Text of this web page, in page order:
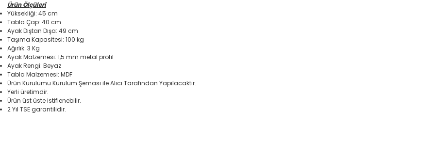
Ürün Ölçüleri
Yüksekliği: 45 cm
Tabla Çap: 40 cm
Ayak Dıştan Dışa: 49 cm
Taşıma Kapasitesi: 100 kg
Ağırlık: 3 Kg
Ayak Malzemesi: 1,5 mm metal profil
Ayak Rengi: Beyaz
Tabla Malzemesi: MDF
Ürün Kurulumu Kurulum Şeması ile Alıcı Tarafından Yapılacaktır.
Yerli üretimdir.
Ürün üst üste istiflenebilir.
2 Yıl TSE garantilidir.